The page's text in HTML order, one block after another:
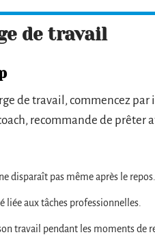
de travail
de travail, commencez
recommande de prêter
disparaît pas même après le repos.
liée aux tâches professionnelles.
travail pendant les moments de